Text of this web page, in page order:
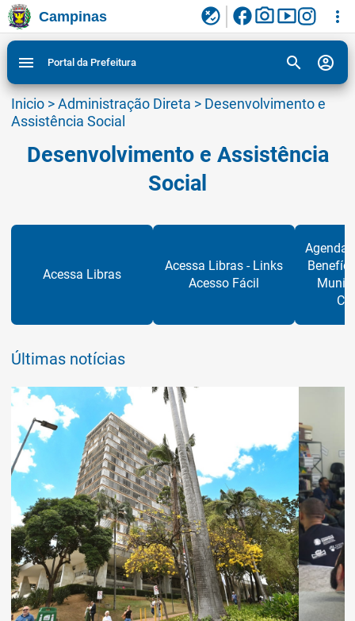
Ir para conteudo
Ir para menu do site da Prefeitura de Campinas
Ligar/Desligar contraste visual de tela para
acessibilidade
3
Campinas flaky facebookphoto_camerasmart_display more_vert
menu Portal da Prefeitura search account_circle
Inicio>Administração Direta > Desenvolvimento e
Assistência Social
Desenvolvimento e Assistência
Social
Acessa Libras
Acessa Libras - Links
Acesso Fácil
Agenda
Últimas notícias